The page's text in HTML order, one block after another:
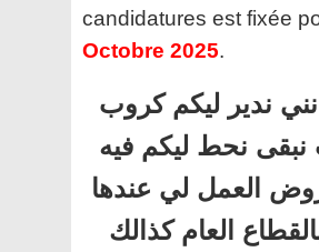
candidatures est fixée
Octobre 2025.
ندير ليكم كروب
نبقى نحط ليكم فيه
العمل لي عندها
العام كذالك